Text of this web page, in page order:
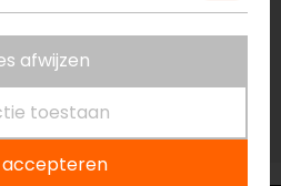
Niet op voorraad
afwijzen
toestaan
accepteren